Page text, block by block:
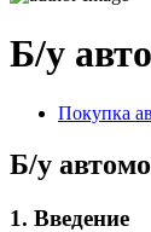
Б/у
Покупка
Б/у
1. Введение